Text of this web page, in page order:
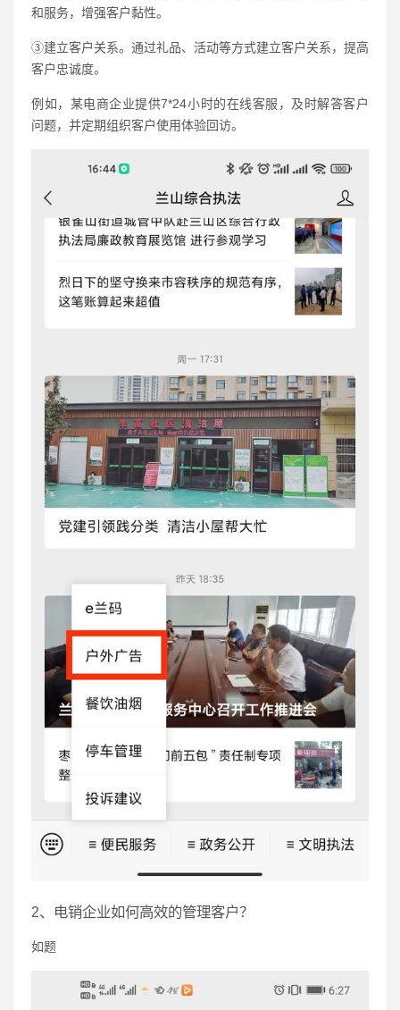
和服务，增强客户黏性。
③建立客户关系。通过礼品、活动等方式建立客户关系，提高
客户忠诚度。
例如，某电商企业提供7*24小时的在线客服，及时解答客户
问题，并定期组织客户使用体验回访。
2、电销企业如何高效的管理客户？
如题